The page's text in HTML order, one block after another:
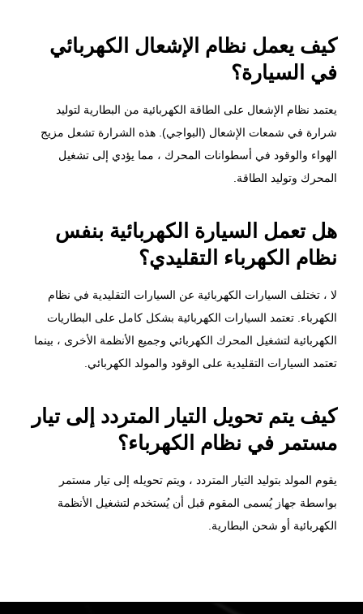
كيف يعمل نظام الإشعال الكهربائي
في السيارة؟
يعتمد نظام الإشعال على الطاقة الكهربائية من البطارية لتوليد
شرارة في شمعات الإشعال (البواجي). هذه الشرارة تشعل مزيج
الهواء والوقود في أسطوانات المحرك ، مما يؤدي إلى تشغيل
المحرك وتوليد الطاقة.
هل تعمل السيارة الكهربائية بنفس
نظام الكهرباء التقليدي؟
لا ، تختلف السيارات الكهربائية عن السيارات التقليدية في نظام
الكهرباء. تعتمد السيارات الكهربائية بشكل كامل على البطاريات
الكهربائية لتشغيل المحرك الكهربائي وجميع الأنظمة الأخرى ، بينما
تعتمد السيارات التقليدية على الوقود والمولد الكهربائي.
كيف يتم تحويل التيار المتردد إلى تيار
مستمر في نظام الكهرباء؟
يقوم المولد بتوليد التيار المتردد ، ويتم تحويله إلى تيار مستمر
بواسطة جهاز يُسمى المقوم قبل أن يُستخدم لتشغيل الأنظمة
الكهربائية أو شحن البطارية.